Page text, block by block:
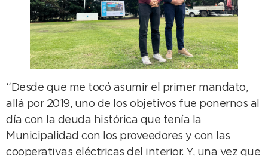
“Desde que me tocó asumir el primer mandato,
allá por 2019, uno de los objetivos fue ponernos al
día con la deuda histórica que tenía la
Municipalidad con los proveedores y con las
cooperativas eléctricas del interior. Y, una vez que